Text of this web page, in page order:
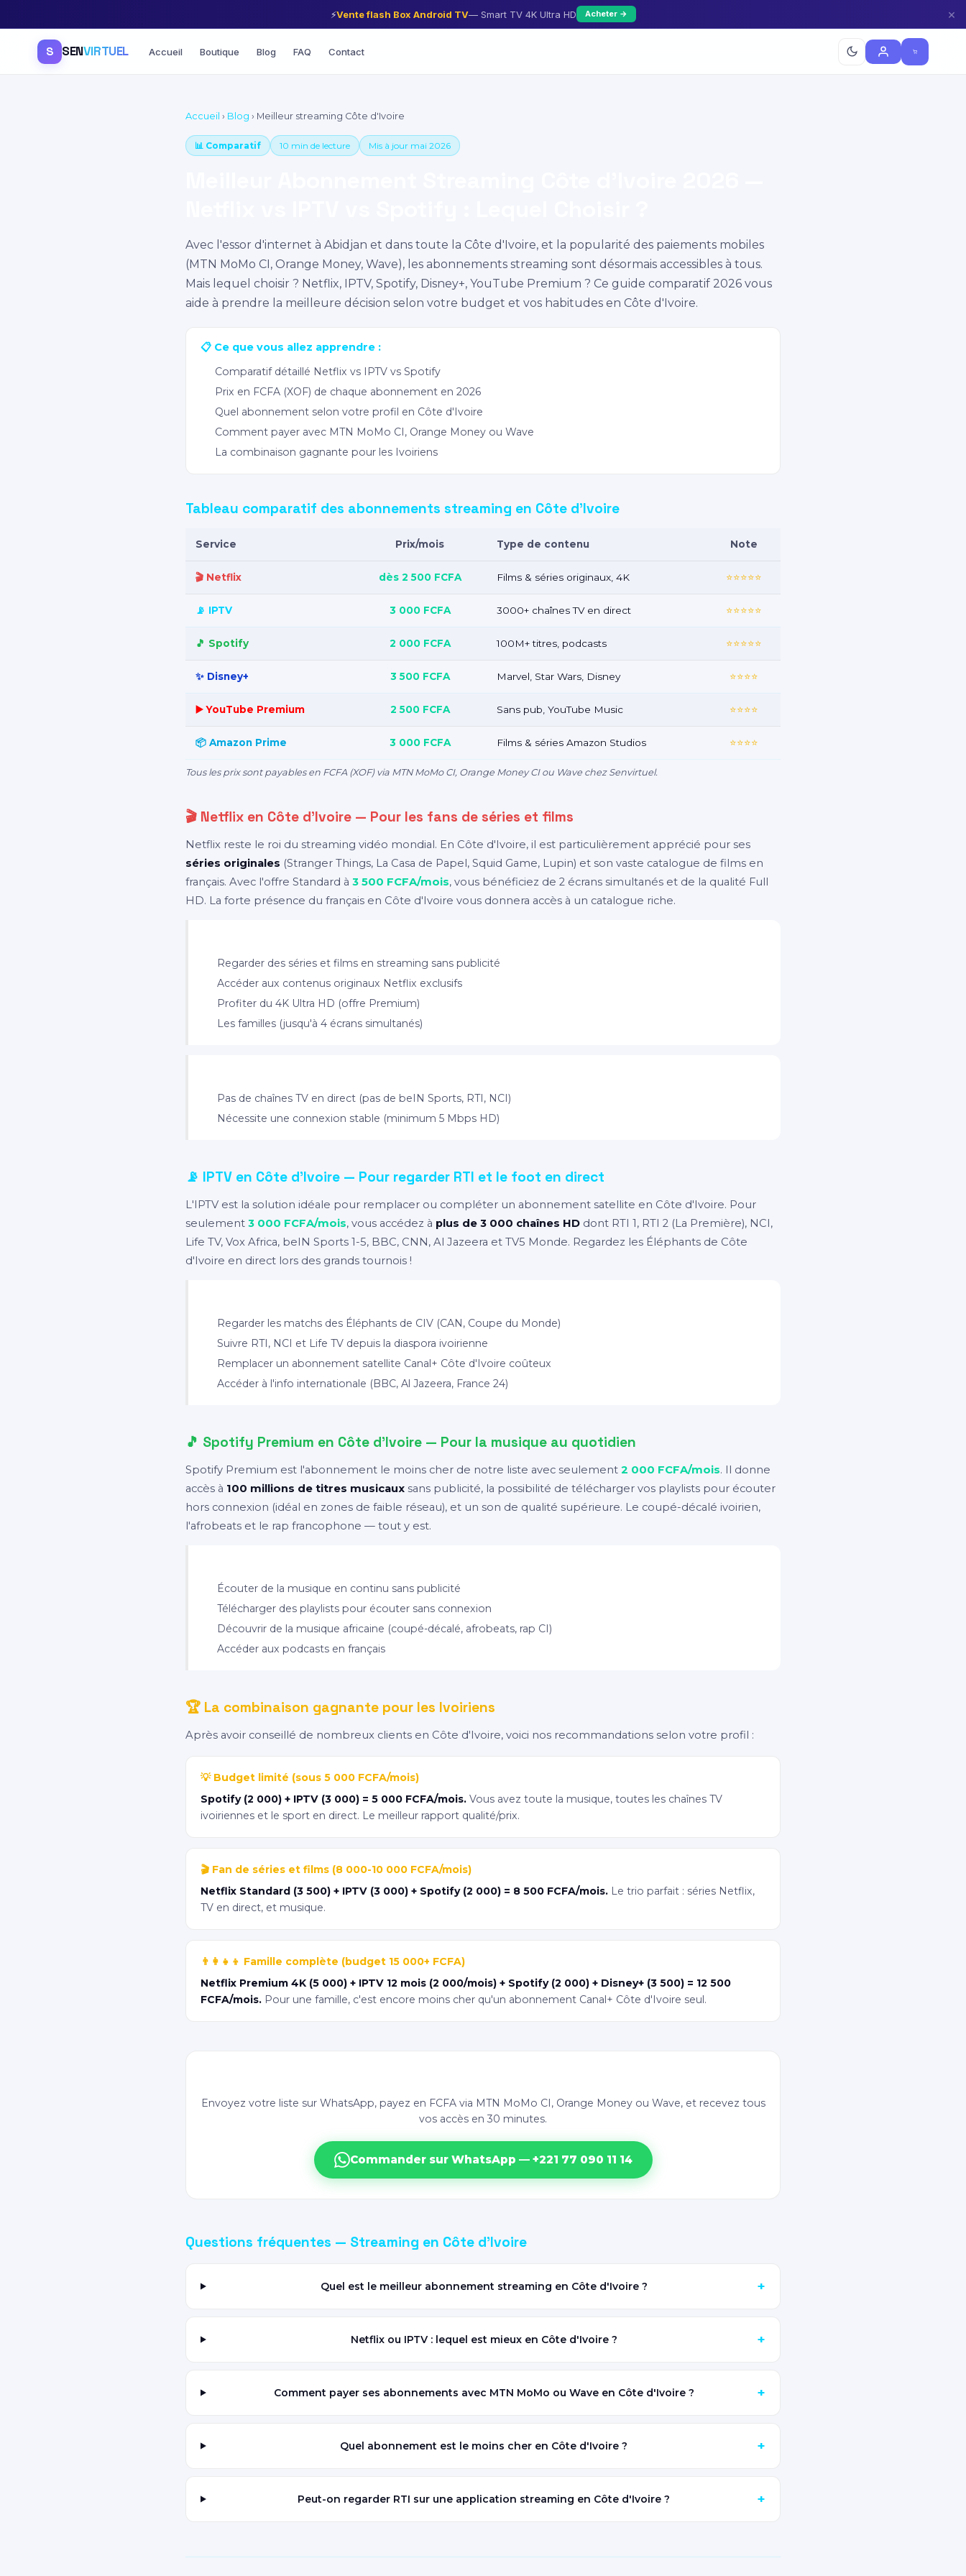
⚡Vente flash Box Android TV— Smart TV 4K Ultra HD Acheter → ×
S SENVIRTUEL Accueil Boutique Blog FAQ Contact
Accueil › Blog › Meilleur streaming Côte d'Ivoire
📊 Comparatif 10 min de lecture Mis à jour mai 2026
Avec l'essor d'internet à Abidjan et dans toute la Côte d'Ivoire, et la popularité des paiements mobiles
(MTN MoMo CI, Orange Money, Wave), les abonnements streaming sont désormais accessibles à tous.
Mais lequel choisir ? Netflix, IPTV, Spotify, Disney+, YouTube Premium ? Ce guide comparatif 2026 vous
aide à prendre la meilleure décision selon votre budget et vos habitudes en Côte d'Ivoire.
📋 Ce que vous allez apprendre :
Comparatif détaillé Netflix vs IPTV vs Spotify
Prix en FCFA (XOF) de chaque abonnement en 2026
Quel abonnement selon votre profil en Côte d'Ivoire
Comment payer avec MTN MoMo CI, Orange Money ou Wave
La combinaison gagnante pour les Ivoiriens
Tableau comparatif des abonnements streaming en Côte d'Ivoire
Service Prix/mois Type de contenu Note
🎬 Netflix dès 2 500 FCFA Films & séries originaux, 4K ⭐⭐⭐⭐⭐
📡 IPTV 3 000 FCFA 3000+ chaînes TV en direct ⭐⭐⭐⭐⭐
🎵 Spotify 2 000 FCFA 100M+ titres, podcasts ⭐⭐⭐⭐⭐
✨ Disney+ 3 500 FCFA Marvel, Star Wars, Disney ⭐⭐⭐⭐
▶️ YouTube Premium 2 500 FCFA Sans pub, YouTube Music ⭐⭐⭐⭐
📦 Amazon Prime 3 000 FCFA Films & séries Amazon Studios ⭐⭐⭐⭐
Tous les prix sont payables en FCFA (XOF) via MTN MoMo CI, Orange Money CI ou Wave chez Senvirtuel.
🎬 Netflix en Côte d'Ivoire — Pour les fans de séries et films
Netflix reste le roi du streaming vidéo mondial. En Côte d'Ivoire, il est particulièrement apprécié pour ses
séries originales (Stranger Things, La Casa de Papel, Squid Game, Lupin) et son vaste catalogue de films en
français. Avec l'offre Standard à 3 500 FCFA/mois, vous bénéficiez de 2 écrans simultanés et de la qualité Full
HD. La forte présence du français en Côte d'Ivoire vous donnera accès à un catalogue riche.
Regarder des séries et films en streaming sans publicité
Accéder aux contenus originaux Netflix exclusifs
Profiter du 4K Ultra HD (offre Premium)
Les familles (jusqu'à 4 écrans simultanés)
Pas de chaînes TV en direct (pas de beIN Sports, RTI, NCI)
Nécessite une connexion stable (minimum 5 Mbps HD)
📡 IPTV en Côte d'Ivoire — Pour regarder RTI et le foot en direct
L'IPTV est la solution idéale pour remplacer ou compléter un abonnement satellite en Côte d'Ivoire. Pour
seulement 3 000 FCFA/mois, vous accédez à plus de 3 000 chaînes HD dont RTI 1, RTI 2 (La Première), NCI,
Life TV, Vox Africa, beIN Sports 1-5, BBC, CNN, Al Jazeera et TV5 Monde. Regardez les Éléphants de Côte
d'Ivoire en direct lors des grands tournois !
Regarder les matchs des Éléphants de CIV (CAN, Coupe du Monde)
Suivre RTI, NCI et Life TV depuis la diaspora ivoirienne
Remplacer un abonnement satellite Canal+ Côte d'Ivoire coûteux
Accéder à l'info internationale (BBC, Al Jazeera, France 24)
🎵 Spotify Premium en Côte d'Ivoire — Pour la musique au quotidien
Spotify Premium est l'abonnement le moins cher de notre liste avec seulement 2 000 FCFA/mois. Il donne
accès à 100 millions de titres musicaux sans publicité, la possibilité de télécharger vos playlists pour écouter
hors connexion (idéal en zones de faible réseau), et un son de qualité supérieure. Le coupé-décalé ivoirien,
l'afrobeats et le rap francophone — tout y est.
Écouter de la musique en continu sans publicité
Télécharger des playlists pour écouter sans connexion
Découvrir de la musique africaine (coupé-décalé, afrobeats, rap CI)
Accéder aux podcasts en français
🏆 La combinaison gagnante pour les Ivoiriens
Après avoir conseillé de nombreux clients en Côte d'Ivoire, voici nos recommandations selon votre profil :
💡 Budget limité (sous 5 000 FCFA/mois)
Spotify (2 000) + IPTV (3 000) = 5 000 FCFA/mois. Vous avez toute la musique, toutes les chaînes TV
ivoiriennes et le sport en direct. Le meilleur rapport qualité/prix.
🎬 Fan de séries et films (8 000-10 000 FCFA/mois)
Netflix Standard (3 500) + IPTV (3 000) + Spotify (2 000) = 8 500 FCFA/mois. Le trio parfait : séries Netflix,
TV en direct, et musique.
👨‍👩‍👧‍👦 Famille complète (budget 15 000+ FCFA)
Netflix Premium 4K (5 000) + IPTV 12 mois (2 000/mois) + Spotify (2 000) + Disney+ (3 500) = 12 500
FCFA/mois. Pour une famille, c'est encore moins cher qu'un abonnement Canal+ Côte d'Ivoire seul.
Envoyez votre liste sur WhatsApp, payez en FCFA via MTN MoMo CI, Orange Money ou Wave, et recevez tous
vos accès en 30 minutes.
Commander sur WhatsApp — +221 77 090 11 14
Questions fréquentes — Streaming en Côte d'Ivoire
Quel est le meilleur abonnement streaming en Côte d'Ivoire ? +
Netflix ou IPTV : lequel est mieux en Côte d'Ivoire ? +
Comment payer ses abonnements avec MTN MoMo ou Wave en Côte d'Ivoire ? +
Quel abonnement est le moins cher en Côte d'Ivoire ? +
Peut-on regarder RTI sur une application streaming en Côte d'Ivoire ? +